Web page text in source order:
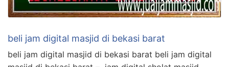
beli jam digital masjid di bekasi barat
beli jam digital masjid di bekasi barat beli jam digital